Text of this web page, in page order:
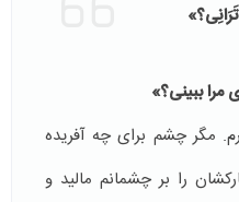
ببینی؟»
مگر چشم برای چه آفریده
را بر چشمانم مالید و